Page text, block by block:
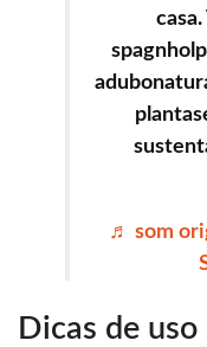
♬ som
Dicas de